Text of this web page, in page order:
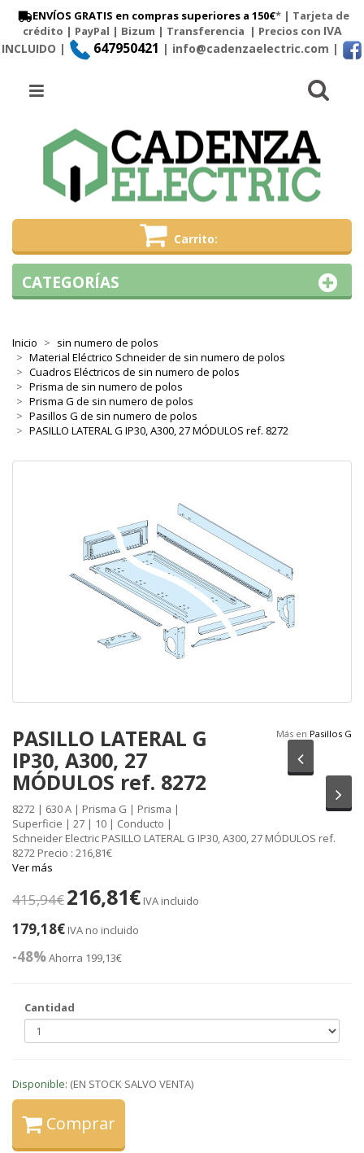
ENVÍOS GRATIS en compras superiores a 150€* | Tarjeta de
crédito | PayPal | Bizum | Transferencia | Precios con IVA
INCLUIDO |
647950421 | info@cadenzaelectric.com |
Carrito
Menú
Inicio
sin numero de polos
Material Eléctrico Schneider de sin numero de polos
Cuadros Eléctricos de sin numero de polos
Prisma de sin numero de polos
Prisma G de sin numero de polos
Pasillos G de sin numero de polos
PASILLO LATERAL G IP30, A300, 27 MÓDULOS ref. 8272
Más en Pasillos G
Anterior
PASILLO LATERAL G
IP30, A300, 27
MÓDULOS ref. 8272
8272 | 630 A | Prisma G | Prisma |
Superficie | 27 | 10 | Conducto |
Schneider Electric PASILLO LATERAL G IP30, A300, 27 MÓDULOS ref.
8272 Precio : 216,81€
Ver más
415,94€216,81€ IVA incluido
179,18€ IVA no incluido
-48%Ahorra 199,13€
Cantidad
Disponible: (EN STOCK SALVO VENTA)
Comprar
CATEGORÍAS